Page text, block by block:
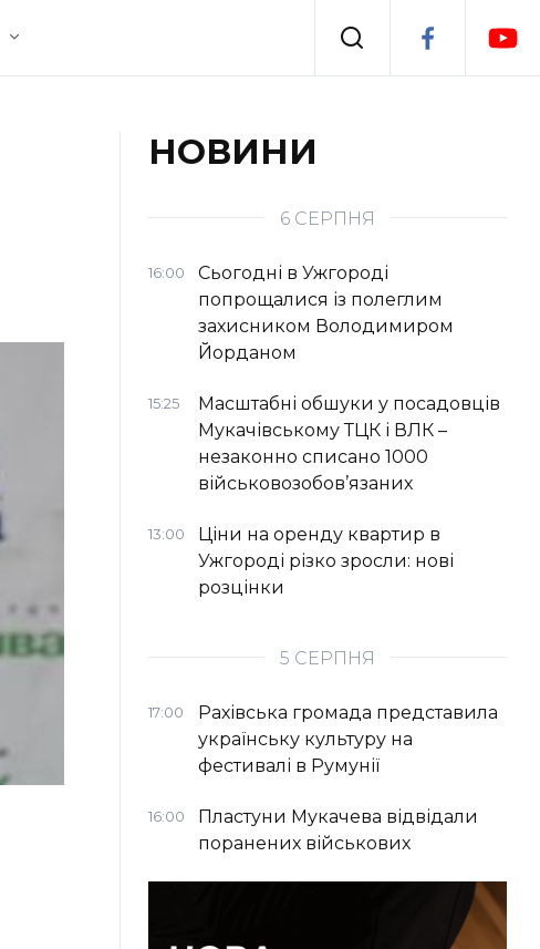
Події
НОВИНИ
6 СЕРПНЯ
16:00
Сьогодні в Ужгороді
попрощалися із полеглим
захисником Володимиром
Йорданом
15:25
Масштабні обшуки у посадовців
Мукачівському ТЦК і ВЛК –
незаконно списано 1000
військовозобов’язаних
13:00
Ціни на оренду квартир в
Ужгороді різко зросли: нові
розцінки
5 СЕРПНЯ
17:00
Рахівська громада представила
українську культуру на
фестивалі в Румунії
16:00
Пластуни Мукачева відвідали
поранених військових